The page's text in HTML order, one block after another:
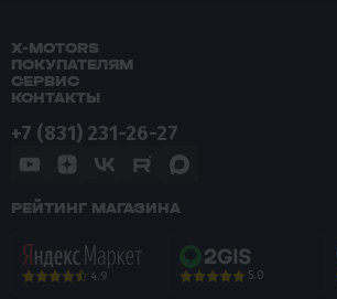
X-MOTORS
ПОКУПАТЕЛЯМ
СЕРВИС
КОНТАКТЫ
+7 (831) 231-26-27
РЕЙТИНГ МАГАЗИНА
4.9 5.0